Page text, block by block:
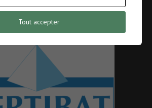
Tout accepter